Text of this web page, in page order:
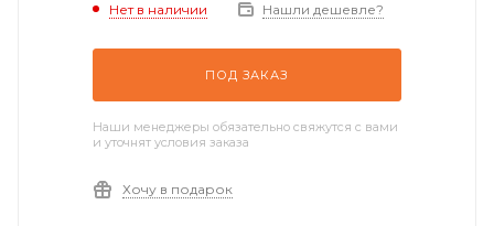
Нет в наличии Нашли дешевле?
ПОД ЗАКАЗ
Наши менеджеры обязательно свяжутся с вами
и уточнят условия заказа
Хочу в подарок